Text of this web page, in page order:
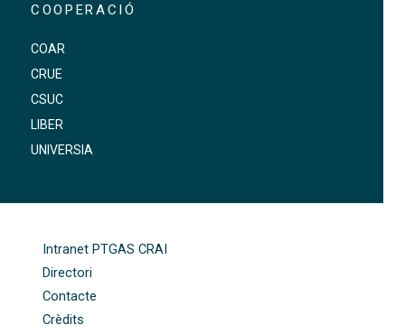
COOPERACIÓ
COAR
CRUE
CSUC
LIBER
UNIVERSIA
Intranet PTGAS CRAI
Directori
Contacte
Crèdits